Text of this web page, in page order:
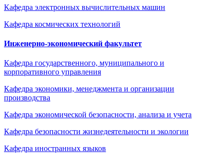
Кафедра электронных вычислительных машин
Кафедра космических технологий
Инженерно-экономический факультет
Кафедра государственного, муниципального и
корпоративного управления
Кафедра экономики, менеджмента и организации
производства
Кафедра экономической безопасности, анализа и учета
Кафедра безопасности жизнедеятельности и экологии
Кафедра иностранных языков